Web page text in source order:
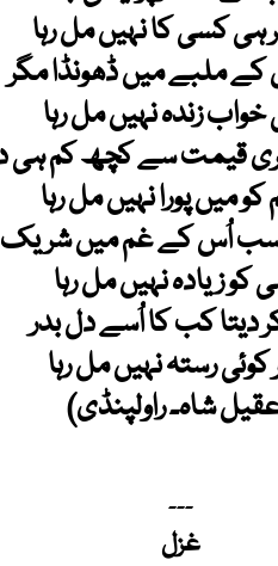
ہی کسی کا نہیں مل رہا
ملبے میں ڈھونڈا مگر
خواب زندہ نہیں مل رہا
قیمت سے کچھ کم ہی
کو میں پورا نہیں مل رہا
سب اُس کے غم میں شریک
کو زیادہ نہیں مل رہا
دیتا کب کا اُسے دل بدر
رستہ نہیں مل رہا
شاہ۔ راولپنڈی)
۔۔۔
غزل